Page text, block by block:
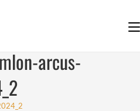
arcus-